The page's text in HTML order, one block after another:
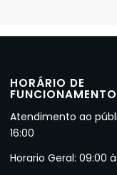
HORÁRIO DE
FUNCIONAMENTO
Atendimento ao
16:00
Horario Geral: 09:00